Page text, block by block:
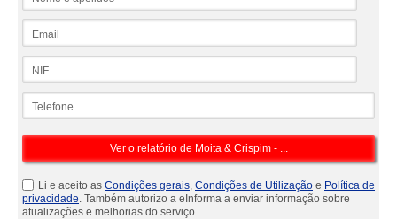
Li e aceito as Condições gerais, Condições de Utilização e Política de
privacidade. Também autorizo a eInforma a enviar informação sobre
atualizações e melhorias do serviço.